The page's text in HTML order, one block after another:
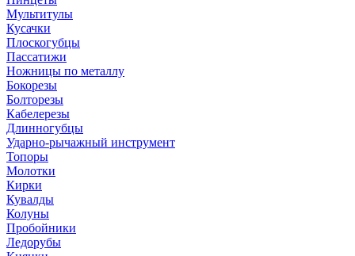
Мультитулы
Кусачки
Плоскогубцы
Пассатижи
Ножницы по металлу
Бокорезы
Болторезы
Кабелерезы
Длинногубцы
Ударно-рычажный инструмент
Топоры
Молотки
Кирки
Кувалды
Колуны
Пробойники
Ледорубы